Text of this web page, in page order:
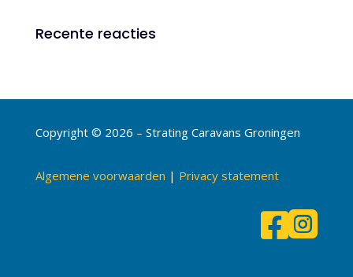
Recente reacties
Copyright © 2026 – Strating Caravans Groningen
Algemene voorwaarden | Privacy statement
